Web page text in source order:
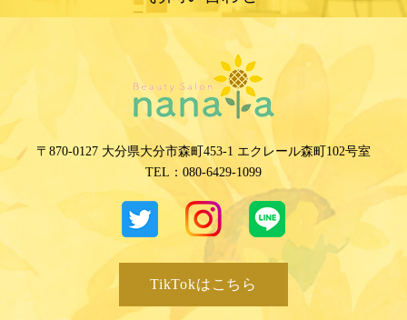
〒870-0127 大分県大分市森町453-1 エクレール森町102号室
TEL： 080-6429-1099
TikTokはこちら